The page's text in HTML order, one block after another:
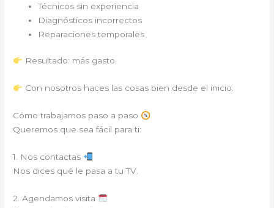
Técnicos sin experiencia
Diagnósticos incorrectos
Reparaciones temporales
Resultado: más gasto.
Con nosotros haces las cosas bien desde el inicio.
Cómo trabajamos paso a paso
Queremos que sea fácil para ti:
1. Nos contactas
Nos dices qué le pasa a tu TV.
2. Agendamos visita